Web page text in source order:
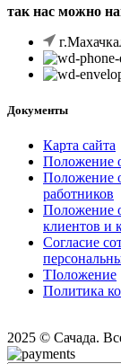
так нас можно
Документы
Карта сайта
Положение
Положение
работников
Положение
клиентов и
Согласие
TIоложение
Политика
2025 © Сачада.